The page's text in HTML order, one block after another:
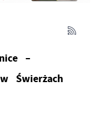
–
Świerżach